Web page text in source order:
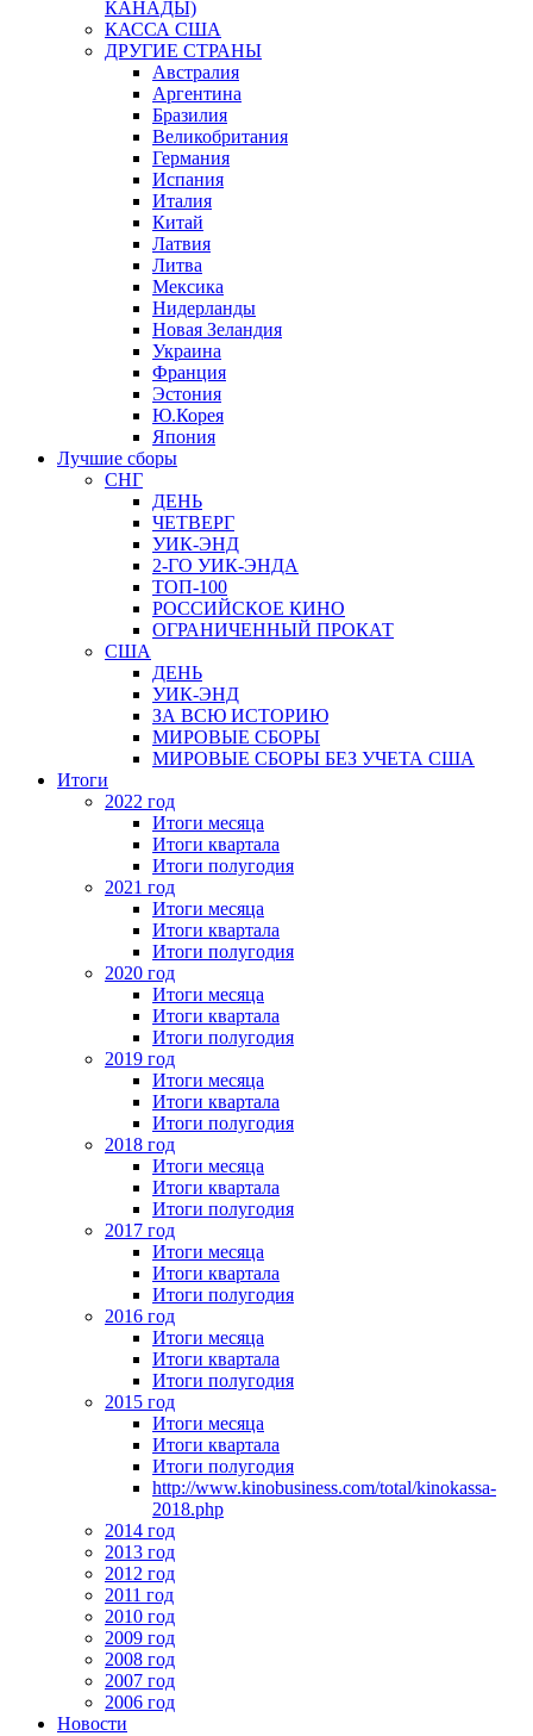
КАНАДЫ)
КАССА США
ДРУГИЕ СТРАНЫ
Австралия
Аргентина
Бразилия
Великобритания
Германия
Испания
Италия
Китай
Латвия
Литва
Мексика
Нидерланды
Новая Зеландия
Украина
Франция
Эстония
Ю.Корея
Япония
Лучшие сборы
СНГ
ДЕНЬ
ЧЕТВЕРГ
УИК-ЭНД
2-ГО УИК-ЭНДА
ТОП-100
РОССИЙСКОЕ КИНО
ОГРАНИЧЕННЫЙ ПРОКАТ
США
ДЕНЬ
УИК-ЭНД
ЗА ВСЮ ИСТОРИЮ
МИРОВЫЕ СБОРЫ
МИРОВЫЕ СБОРЫ БЕЗ УЧЕТА США
Итоги
2022 год
Итоги месяца
Итоги квартала
Итоги полугодия
2021 год
Итоги месяца
Итоги квартала
Итоги полугодия
2020 год
Итоги месяца
Итоги квартала
Итоги полугодия
2019 год
Итоги месяца
Итоги квартала
Итоги полугодия
2018 год
Итоги месяца
Итоги квартала
Итоги полугодия
2017 год
Итоги месяца
Итоги квартала
Итоги полугодия
2016 год
Итоги месяца
Итоги квартала
Итоги полугодия
2015 год
Итоги месяца
Итоги квартала
Итоги полугодия
http://www.kinobusiness.com/total/kinokassa-
2018.php
2014 год
2013 год
2012 год
2011 год
2010 год
2009 год
2008 год
2007 год
2006 год
Новости